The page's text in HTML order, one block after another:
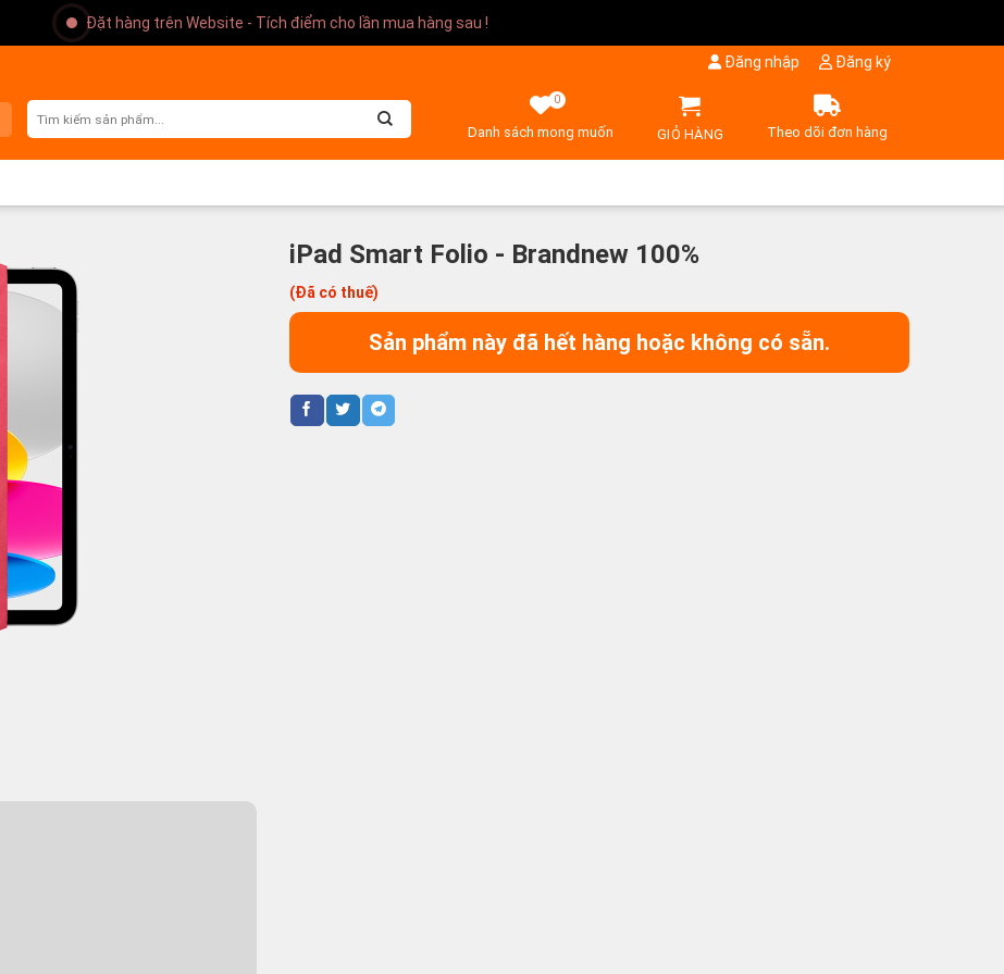
Đặt hàng trên Website - Tích điểm cho lần mua hàng sau !
Đăng nhập Đăng ký
0
Danh sách mong muốn GIỎ HÀNG Theo dõi đơn hàng
iPad Smart Folio - Brandnew 100%
(Đã có thuế)
Sản phẩm này đã hết hàng hoặc không có sẵn.